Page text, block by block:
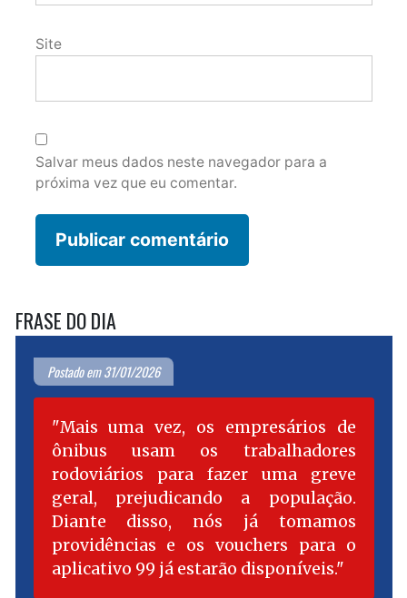
Site
Salvar meus dados neste navegador para a
próxima vez que eu comentar.
FRASE DO DIA
Postado em 31/01/2026
Mais uma vez, os empresários de
ônibus usam os trabalhadores
rodoviários para fazer uma greve
geral, prejudicando a população.
Diante disso, nós já tomamos
providências e os vouchers para o
aplicativo 99 já estarão disponíveis.